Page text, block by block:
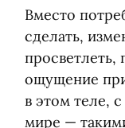
Вместо
сделать,
ощущение
в этом теле,
мире —